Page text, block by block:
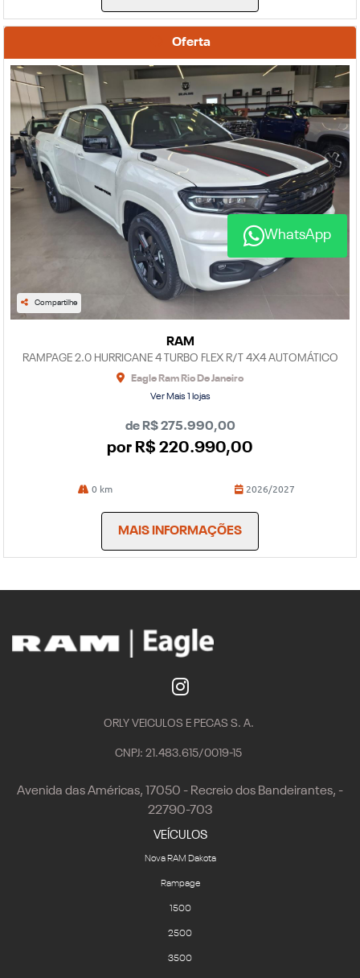
Oferta
Compartilhe
RAM
RAMPAGE 2.0 HURRICANE 4 TURBO FLEX R/T 4X4 AUTOMÁTICO
Eagle Ram Rio De Janeiro
Ver Mais 1 lojas
de R$ 275.990,00
por R$ 220.990,00
0 km 2026/2027
MAIS INFORMAÇÕES
ORLY VEICULOS E PECAS S. A.
CNPJ: 21.483.615/0019-15
Avenida das Américas, 17050 - Recreio dos Bandeirantes, -
22790-703
VEÍCULOS
Nova RAM Dakota
Rampage
1500
2500
3500
WhatsApp